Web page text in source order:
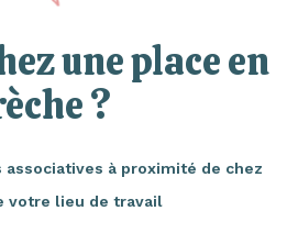
une place en
?
associatives à proximité de chez
votre lieu de travail